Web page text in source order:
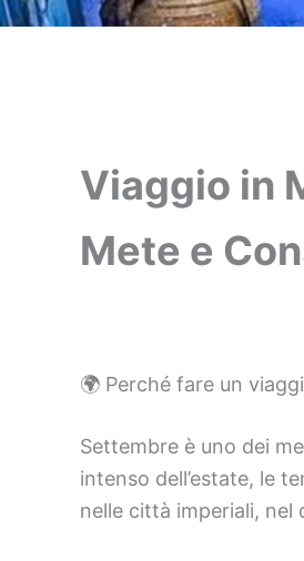
Viaggio in
Mete e
🌍 Perché fare un
Settembre è uno dei
intenso dell’estate, le
nelle città imperiali, nel